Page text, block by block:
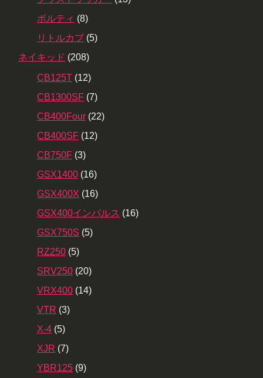
ボルティ (8)
リトルカブ (5)
ネイキッド (208)
CB125T (12)
CB1300SF (7)
CB400Four (22)
CB400SF (12)
CB750F (3)
GSX1400 (16)
GSX400X (16)
GSX400インパルス (16)
GSX750S (5)
RZ250 (5)
SRV250 (20)
VRX400 (14)
VTR (3)
X-4 (5)
XJR (7)
YBR125 (9)